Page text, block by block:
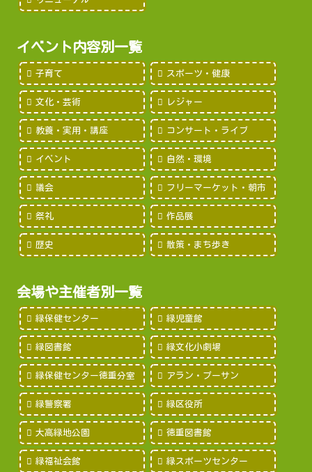
イベント内容別一覧
子育て スポーツ・健康
文化・芸術 レジャー
教養・実用・講座 コンサート・ライブ
イベント 自然・環境
議会 フリーマーケット・朝市
祭礼 作品展
歴史 散策・まち歩き
会場や主催者別一覧
緑保健センター 緑児童館
緑図書館 緑文化小劇場
緑保健センター徳重分室 アラン・プーサン
緑警察署 緑区役所
大高緑地公園 徳重図書館
緑福祉会館 緑スポーツセンター